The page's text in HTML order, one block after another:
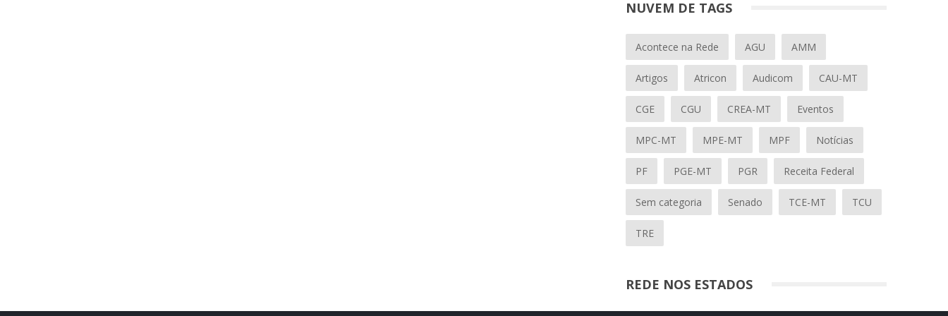
NUVEM DE TAGS
Acontece na Rede AGU AMM
Artigos Atricon Audicom CAU-MT
CGE CGU CREA-MT Eventos
MPC-MT MPE-MT MPF Notícias
PF PGE-MT PGR Receita Federal
Sem categoria Senado TCE-MT TCU
TRE
REDE NOS ESTADOS